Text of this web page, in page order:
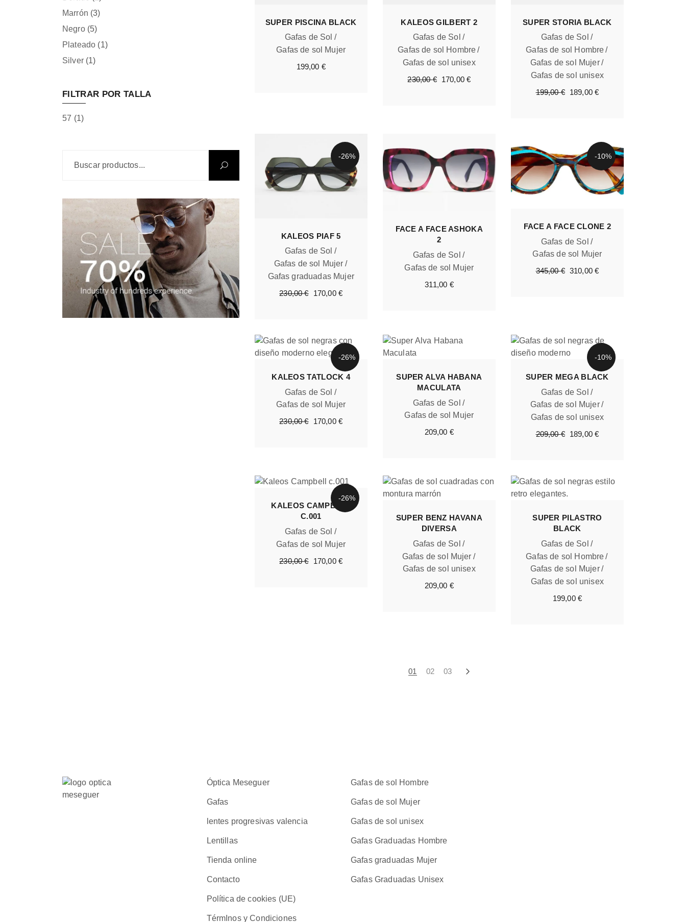
SUPER PISCINA BLACK
Gafas de Sol
Gafas de sol Mujer
199,00 €
KALEOS GILBERT 2
Gafas de Sol
Gafas de sol Hombre
Gafas de sol unisex
230,00€
El
precio
170,00 €El
precio
SUPER STORIA BLACK
Gafas de Sol
Gafas de sol Hombre
Gafas de sol Mujer
Gafas de sol unisex
199,00€
El
precio
189,00€El
precio
-26%
KALEOS PIAF 5
Gafas de Sol
Gafas de sol Mujer
Gafas graduadas Mujer
230,00€
El
precio
170,00 €El
precio
FACE A FACE ASHOKA
2
Gafas de Sol
Gafas de sol Mujer
311,00 €
-10%
FACE A FACE CLONE 2
Gafas de Sol
Gafas de sol Mujer
345,00€ El
precio
310,00€El
precio
-26%
KALEOS TATLOCK 4
Gafas de Sol
Gafas de sol Mujer
230,00€
El
precio
170,00 €El
precio
SUPER ALVA HABANA
MACULATA
Gafas de Sol
Gafas de sol Mujer
209,00 €
-10%
SUPER MEGA BLACK
Gafas de Sol
Gafas de sol Mujer
Gafas de sol unisex
209,00€
El
precio
189,00€El
precio
-26%
KALEOS CAMPBELL
C.001
Gafas de Sol
Gafas de sol Mujer
230,00€
El
precio
170,00 €El
precio
SUPER BENZ HAVANA
DIVERSA
Gafas de Sol
Gafas de sol Mujer
Gafas de sol unisex
209,00 €
SUPER PILASTRO
BLACK
Gafas de Sol
Gafas de sol Hombre
Gafas de sol Mujer
Gafas de sol unisex
199,00 €
01 02 03
Marrón (3)
Negro (5)
Plateado (1)
Silver (1)
FILTRAR POR TALLA
57 (1)
Óptica Meseguer
Gafas
lentes progresivas valencia
Lentillas
Tienda online
Contacto
Política de cookies (UE)
TérmInos y Condiciones
Gafas de sol Hombre
Gafas de sol Mujer
Gafas de sol unisex
Gafas Graduadas Hombre
Gafas graduadas Mujer
Gafas Graduadas Unisex